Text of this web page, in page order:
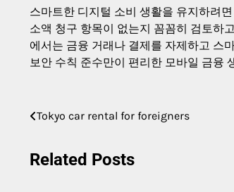
스마트한 디지털 소비 생활을 유지하려
소액 청구 항목이 없는지 꼼꼼히 검토하
에서는 금융 거래나 결제를 자제하고 스
보안 수칙 준수만이 편리한 모바일 금융
Post
Tokyo car rental for foreigners
Related Posts